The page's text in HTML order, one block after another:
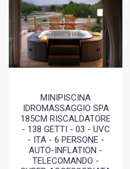
MINIPISCINA
IDROMASSAGGIO SPA
185CM RISCALDATORE
- 138 GETTI - 03 - UVC
- ITA - 6 PERSONE -
AUTO-INFLATION -
TELECOMANDO -